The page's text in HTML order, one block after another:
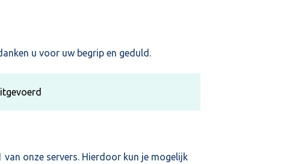
u voor uw begrip en geduld.
onze servers. Hierdoor kun je mogelijk